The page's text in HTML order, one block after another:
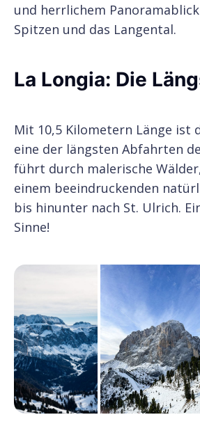
und herrlichem
Spitzen und das Langental.
La Longia: Die
Mit 10,5 Kilometern Länge ist
eine der längsten Abfahrten
führt durch malerische
einem beeindruckenden
bis hinunter nach St. Ulrich.
Sinne!